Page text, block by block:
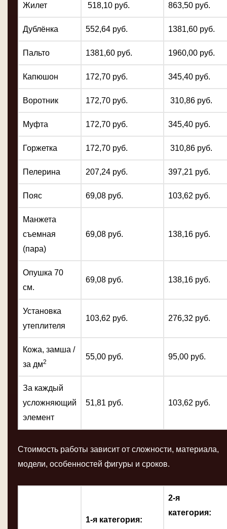
Жилет 518,10 руб. 863,50 руб.
Дублёнка 552,64 руб. 1381,60 руб.
Пальто 1381,60 руб. 1960,00 руб.
Капюшон 172,70 руб. 345,40 руб.
Воротник 172,70 руб. 310,86 руб.
Муфта 172,70 руб. 345,40 руб.
Горжетка 172,70 руб. 310,86 руб.
Пелерина 207,24 руб. 397,21 руб.
Пояс 69,08 руб. 103,62 руб.
Манжета
съемная
(пара)
69,08 руб. 138,16 руб.
Опушка 70
см.
69,08 руб. 138,16 руб.
Установка
утеплителя
103,62 руб. 276,32 руб.
Кожа, замша /
за дм2
55,00 руб. 95,00 руб.
За каждый
усложняющий
элемент
51,81 руб. 103,62 руб.
Стоимость работы зависит от сложности, материала,
модели, особенностей фигуры и сроков.
1-я категория:
2-я
категория: